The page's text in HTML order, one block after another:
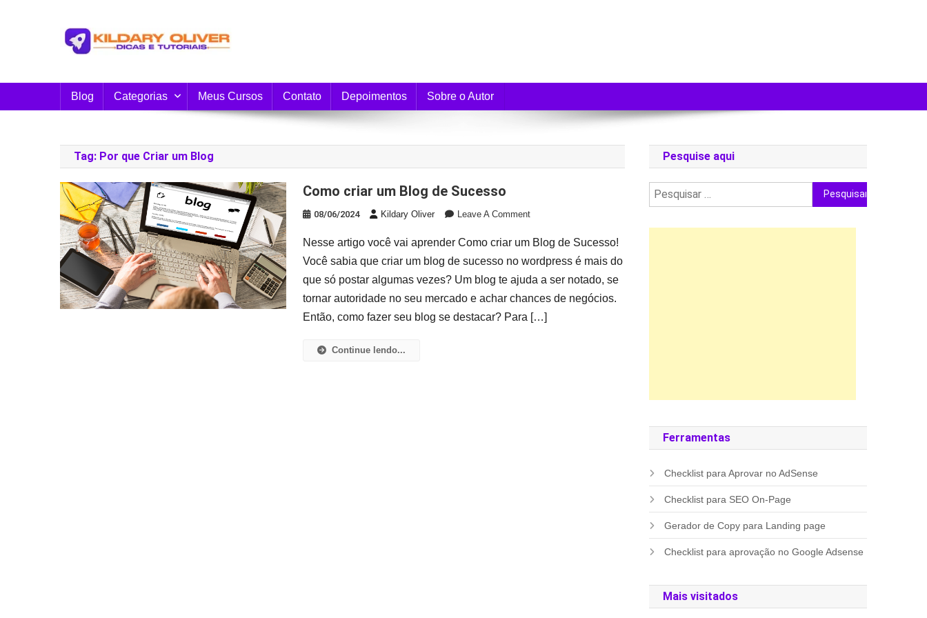
Blog Categorias Meus Cursos Contato Depoimentos Sobre o Autor
Tag: Por que Criar um Blog
Como criar um Blog de Sucesso
08/06/2024 Kildary Oliver Leave A CommentOn
Criar
Um
Blog
Sucesso
Nesse artigo você vai aprender Como criar um Blog de Sucesso!
Você sabia que criar um blog de sucesso no wordpress é mais do
que só postar algumas vezes? Um blog te ajuda a ser notado, se
tornar autoridade no seu mercado e achar chances de negócios.
Então, como fazer seu blog se destacar? Para […]
Continue lendo...
Pesquise aqui
Pesquisar
por:
Ferramentas
Checklist para Aprovar no AdSense
Checklist para SEO On-Page
Gerador de Copy para Landing page
Checklist para aprovação no Google Adsense
Mais visitados